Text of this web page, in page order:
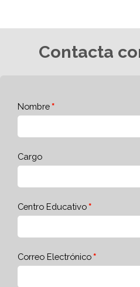
Contacta
Nombre
Cargo
Centro Educativo
Correo Electrónico